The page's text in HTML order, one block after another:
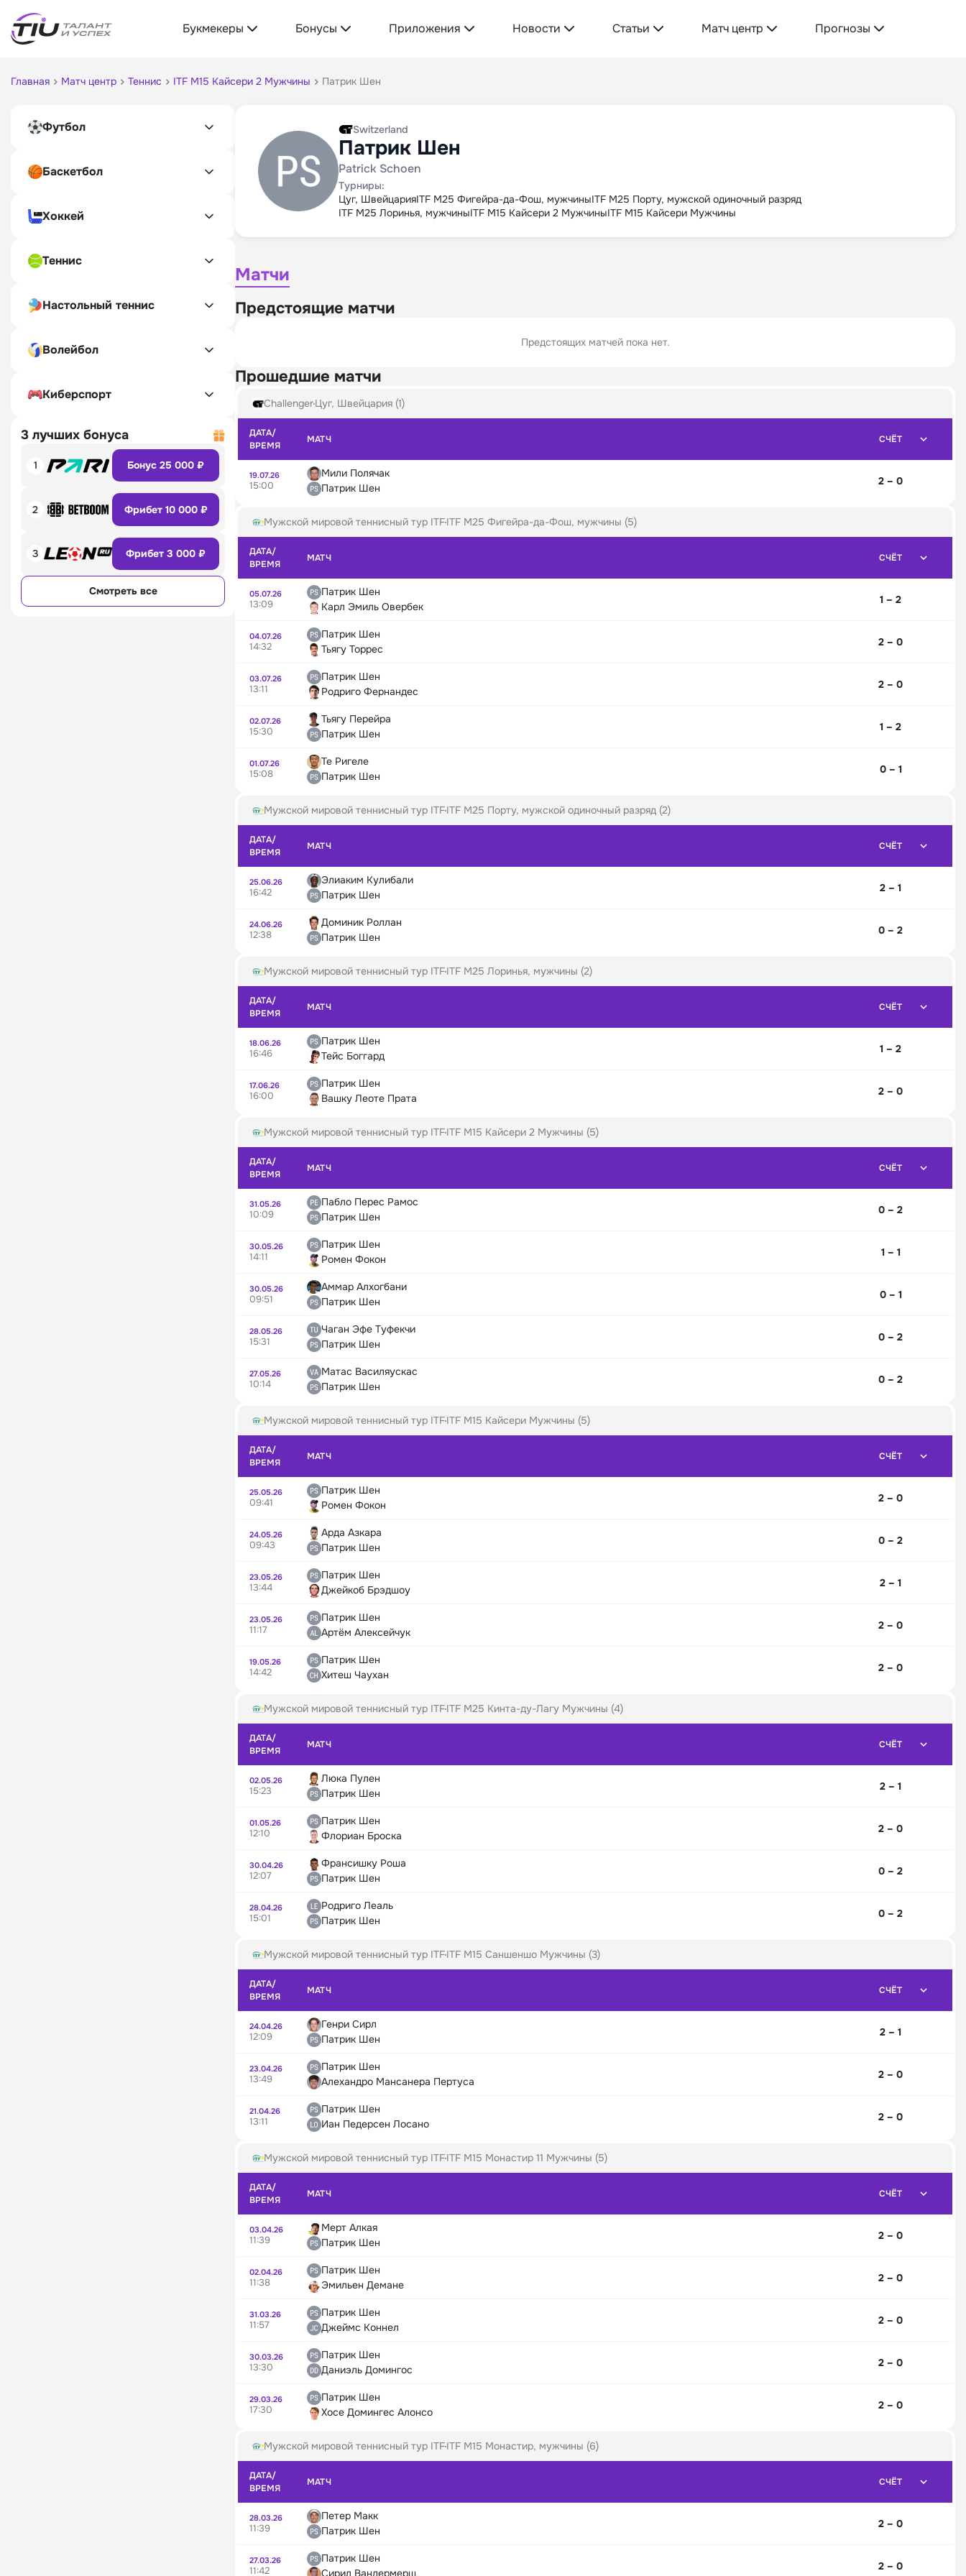
Букмекеры Бонусы Приложения Новости Статьи Матч центр Прогнозы
Главная Матч центр Теннис ITF M15 Кайсери 2 Мужчины Патрик Шен
Футбол
Баскетбол
Хоккей
Теннис
Настольный теннис
Волейбол
Киберспорт
3 лучших бонуса
1 Бонус 25 000 ₽
2 Фрибет 10 000 ₽
3 Фрибет 3 000 ₽
Смотреть все
Switzerland
Патрик Шен
Patrick Schoen
Турниры:
Цуг, ШвейцарияITF M25 Фигейра-да-Фош, мужчиныITF M25 Порту, мужской одиночный разряд
ITF M25 Лоринья, мужчиныITF M15 Кайсери 2 МужчиныITF M15 Кайсери Мужчины
Матчи
Предстоящие матчи
Предстоящих матчей пока нет.
Прошедшие матчи
ChallengerЦуг, Швейцария (1)
ДАТА/
ВРЕМЯ
МАТЧ СЧЁТ
19.07.26
15:00
Мили Полячак
Патрик Шен
2 – 0
Мужской мировой теннисный тур ITFITF M25 Фигейра-да-Фош, мужчины (5)
ДАТА/
ВРЕМЯ
МАТЧ СЧЁТ
05.07.26
13:09
Патрик Шен
Карл Эмиль Овербек
1 – 2
04.07.26
14:32
Патрик Шен
Тьягу Торрес
2 – 0
03.07.26
13:11
Патрик Шен
Родриго Фернандес
2 – 0
02.07.26
15:30
Тьягу Перейра
Патрик Шен
1 – 2
01.07.26
15:08
Те Ригеле
Патрик Шен
0 – 1
Мужской мировой теннисный тур ITFITF M25 Порту, мужской одиночный разряд (2)
ДАТА/
ВРЕМЯ
МАТЧ СЧЁТ
25.06.26
16:42
Элиаким Кулибали
Патрик Шен
2 – 1
24.06.26
12:38
Доминик Роллан
Патрик Шен
0 – 2
Мужской мировой теннисный тур ITFITF M25 Лоринья, мужчины (2)
ДАТА/
ВРЕМЯ
МАТЧ СЧЁТ
18.06.26
16:46
Патрик Шен
Тейс Боггард
1 – 2
17.06.26
16:00
Патрик Шен
Вашку Леоте Прата
2 – 0
Мужской мировой теннисный тур ITFITF M15 Кайсери 2 Мужчины (5)
ДАТА/
ВРЕМЯ
МАТЧ СЧЁТ
31.05.26
10:09
Пабло Перес Рамос
Патрик Шен
0 – 2
30.05.26
14:11
Патрик Шен
Ромен Фокон
1 – 1
30.05.26
09:51
Аммар Алхогбани
Патрик Шен
0 – 1
28.05.26
15:31
Чаган Эфе Туфекчи
Патрик Шен
0 – 2
27.05.26
10:14
Матас Василяускас
Патрик Шен
0 – 2
Мужской мировой теннисный тур ITFITF M15 Кайсери Мужчины (5)
ДАТА/
ВРЕМЯ
МАТЧ СЧЁТ
25.05.26
09:41
Патрик Шен
Ромен Фокон
2 – 0
24.05.26
09:43
Арда Азкара
Патрик Шен
0 – 2
23.05.26
13:44
Патрик Шен
Джейкоб Брэдшоу
2 – 1
23.05.26
11:17
Патрик Шен
Артём Алексейчук
2 – 0
19.05.26
14:42
Патрик Шен
Хитеш Чаухан
2 – 0
Мужской мировой теннисный тур ITFITF M25 Кинта-ду-Лагу Мужчины (4)
ДАТА/
ВРЕМЯ
МАТЧ СЧЁТ
02.05.26
15:23
Люка Пулен
Патрик Шен
2 – 1
01.05.26
12:10
Патрик Шен
Флориан Броска
2 – 0
30.04.26
12:07
Франсишку Роша
Патрик Шен
0 – 2
28.04.26
15:01
Родриго Леаль
Патрик Шен
0 – 2
Мужской мировой теннисный тур ITFITF M15 Саншеншо Мужчины (3)
ДАТА/
ВРЕМЯ
МАТЧ СЧЁТ
24.04.26
12:09
Генри Сирл
Патрик Шен
2 – 1
23.04.26
13:49
Патрик Шен
Алехандро Мансанера Пертуса
2 – 0
21.04.26
13:11
Патрик Шен
Иан Педерсен Лосано
2 – 0
Мужской мировой теннисный тур ITFITF M15 Монастир 11 Мужчины (5)
ДАТА/
ВРЕМЯ
МАТЧ СЧЁТ
03.04.26
11:39
Мерт Алкая
Патрик Шен
2 – 0
02.04.26
11:38
Патрик Шен
Эмильен Демане
2 – 0
31.03.26
11:57
Патрик Шен
Джеймс Коннел
2 – 0
30.03.26
13:30
Патрик Шен
Даниэль Домингос
2 – 0
29.03.26
17:30
Патрик Шен
Хосе Домингес Алонсо
2 – 0
Мужской мировой теннисный тур ITFITF M15 Монастир, мужчины (6)
ДАТА/
ВРЕМЯ
МАТЧ СЧЁТ
28.03.26
11:39
Петер Макк
Патрик Шен
2 – 0
27.03.26
11:42
Патрик Шен
Сирил Вандермерш
2 – 0